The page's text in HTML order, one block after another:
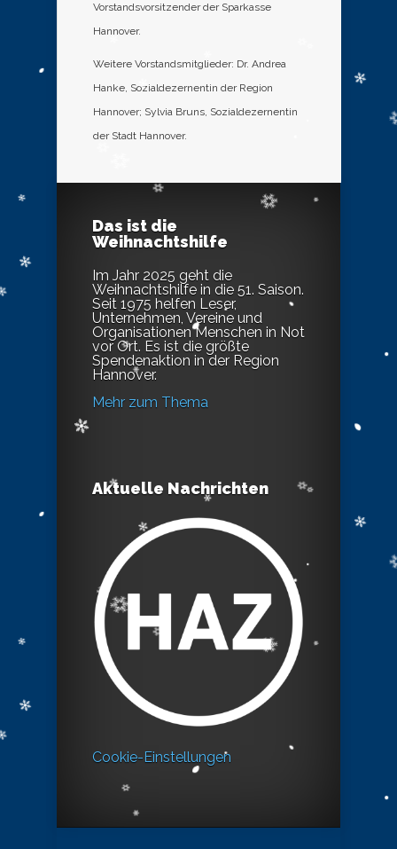
Vorstandsvorsitzender der Sparkasse
Hannover.
Weitere Vorstandsmitglieder: Dr. Andrea
Hanke, Sozialdezernentin der Region
Hannover; Sylvia Bruns, Sozialdezernentin
der Stadt Hannover.
Das ist die
Weihnachtshilfe
Im Jahr 2025 geht die
Weihnachtshilfe in die 51. Saison.
Seit 1975 helfen Leser,
Unternehmen, Vereine und
Organisationen Menschen in Not
vor Ort. Es ist die größte
Spendenaktion in der Region
Hannover.
Mehr zum Thema
Aktuelle Nachrichten
Cookie-Einstellungen